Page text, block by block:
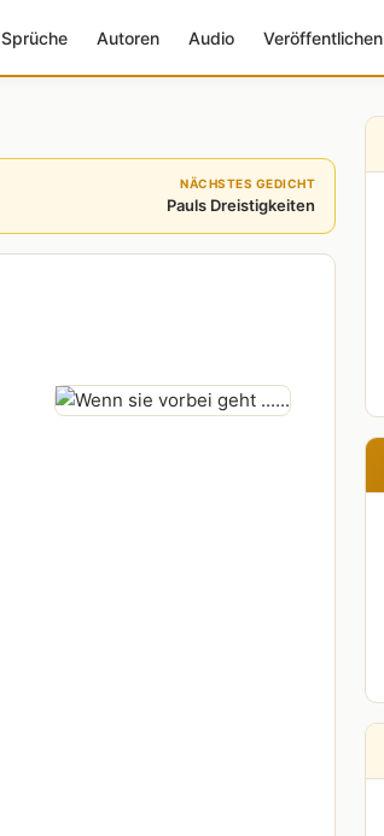
Sprüche Autoren Audio Veröffentlichen
NÄCHSTES GEDICHT
Pauls Dreistigkeiten